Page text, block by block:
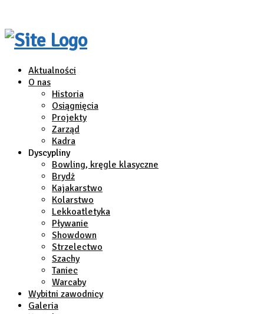
Aktualności
O nas
Historia
Osiągnięcia
Projekty
Zarząd
Kadra
Dyscypliny
Bowling, kręgle klasyczne
Brydż
Kajakarstwo
Kolarstwo
Lekkoatletyka
Pływanie
Showdown
Strzelectwo
Szachy
Taniec
Warcaby
Wybitni zawodnicy
Galeria